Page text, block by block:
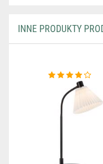
INNE PRODUKTY